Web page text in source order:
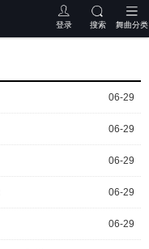
登录 搜索 舞曲分类
06-29
06-29
06-29
06-29
06-29